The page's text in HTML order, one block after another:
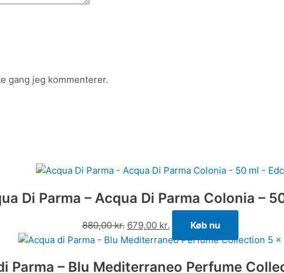
gang jeg kommenterer.
Di Parma – Acqua Di Parma Colonia –
880,00kr. 679,00 kr. Køb nu
Parma – Blu Mediterraneo Perfume